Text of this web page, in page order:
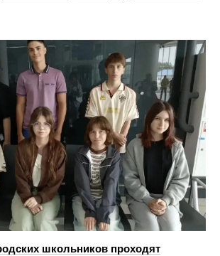
школьников проходят